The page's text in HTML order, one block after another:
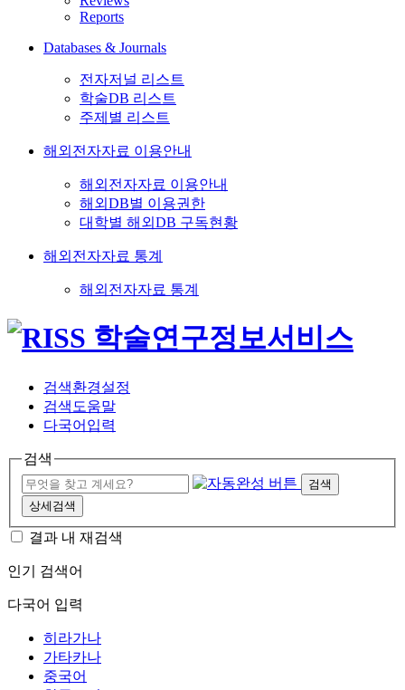
Reports
Databases & Journals
전자저널 리스트
학술DB 리스트
주제별 리스트
해외전자자료 이용안내
해외전자자료 이용안내
해외DB별 이용권한
대학별 해외DB 구독현황
해외전자자료 통계
해외전자자료 통계
검색환경설정
검색도움말
다국어입력
검색
검색
상세검색
결과 내 재검색
인기 검색어
다국어 입력
히라가나
가타카나
중국어